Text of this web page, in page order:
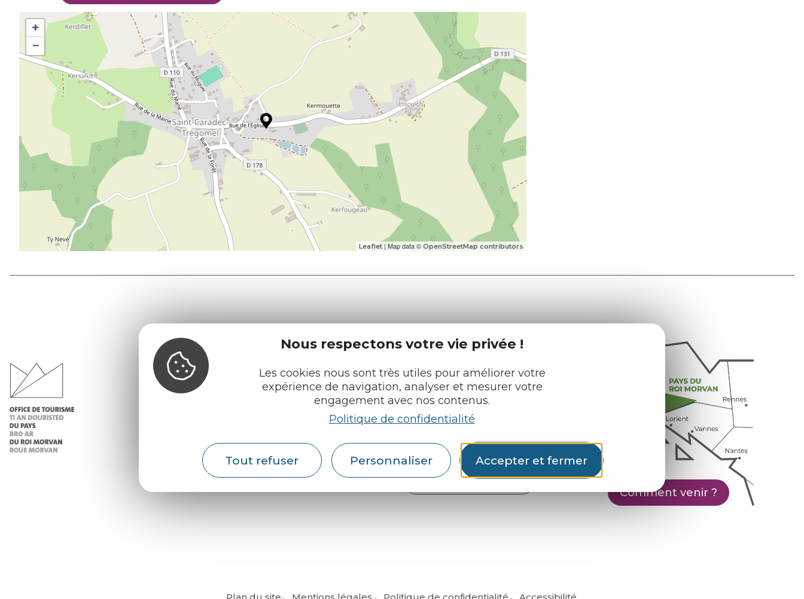
Nous respectons votre vie privée !
Les cookies nous sont très utiles pour améliorer votre
expérience de navigation, analyser et mesurer votre
engagement avec nos contenus.
Politique de confidentialité
Tout refuser Personnaliser Accepter et fermer
+
−
Leaflet | Map data © OpenStreetMap contributors
Office de tourisme
Infos pratiques
Nos brochures
Météo
Retrouvez-nous sur :
Espace pro
Partenaires
Français
Comment venir ?